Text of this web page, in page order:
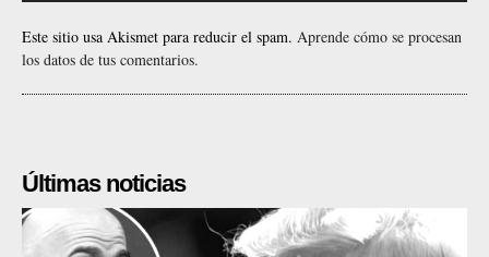
Este sitio usa Akismet para reducir el spam. Aprende cómo se procesan
los datos de tus comentarios.
Últimas noticias